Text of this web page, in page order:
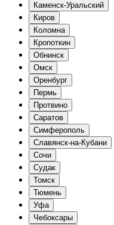
Каменск-Уральский
Киров
Коломна
Кропоткин
Обнинск
Омск
Оренбург
Пермь
Протвино
Саратов
Симферополь
Славянск-на-Кубани
Сочи
Судак
Томск
Тюмень
Уфа
Чебоксары